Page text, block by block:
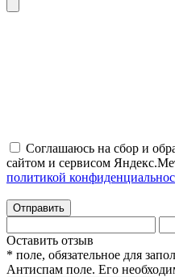
Соглашаюсь на сбор и
сайтом и сервисом
политикой
Отправить
Оставить отзыв
* поле, обязательное для
Антиспам поле. Его